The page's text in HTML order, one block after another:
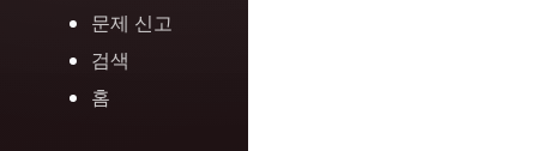
문제 신고
검색
홈